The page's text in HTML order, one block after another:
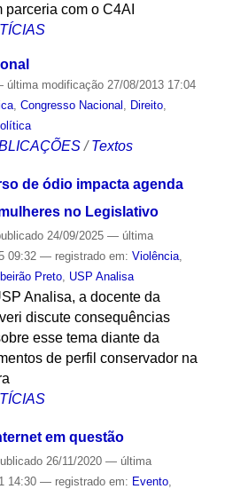
parceria com o C4AI
última modificação27/08/2013 17:04
, Congresso Nacional , Direito,
/Textos
de ódio impacta agenda
no Legislativo
24/09/2025 — última
09:32 — registrado em: Violência,
Preto, USP Analisa
Analisa, a docente da
discute consequências
esse tema diante da
de perfil conservador na
em questão
26/11/2020 — última
14:30 — registrado em: Evento,